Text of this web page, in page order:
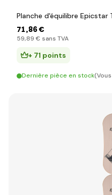
Planche d'équilibre Epicstar
71,86 €
59,89 € sans TVA
+ 71 points
Dernière pièce en stock